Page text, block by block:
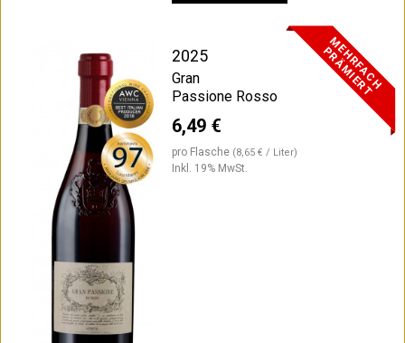
M
E
H
R
F
A
C
H
P
R
Ä
M
I
E
R
T
2025
Gran
Passione Rosso
6,49 €
pro Flasche (8,65 € / Liter)
Inkl. 19% MwSt.